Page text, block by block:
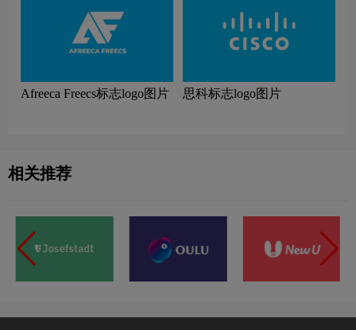
Afreeca Freecs标志logo图片 思科标志logo图片
相关推荐